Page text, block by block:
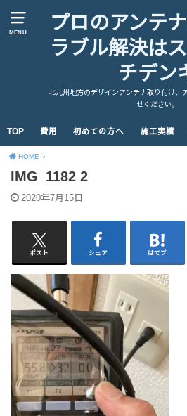
MENU
プロのアンテ
ラブル解決は
チデン
北九州地方のデザインアンテナ取り付け、
せください。
TOP 費用 初めての方へ 施工実績
HOME
IMG_1182 2
2020年7月15日
ポスト シェア はてブ